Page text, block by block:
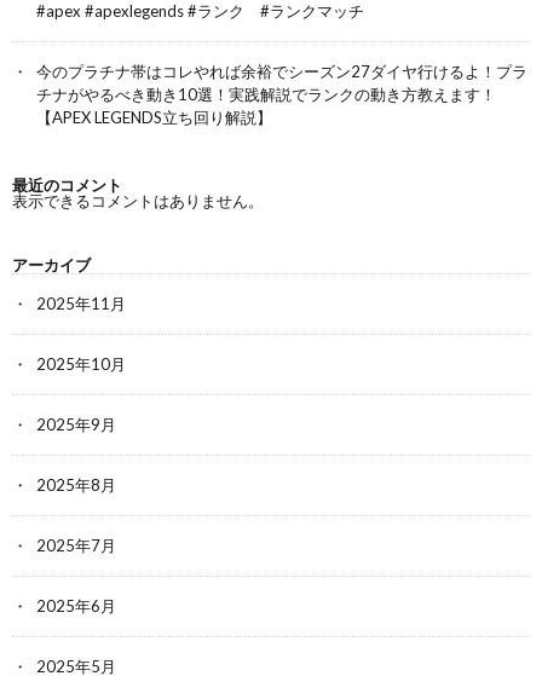
#apex #apexlegends #ランク #ランクマッチ
今のプラチナ帯はコレやれば余裕でシーズン27ダイヤ行けるよ！プラ
チナがやるべき動き10選！実践解説でランクの動き方教えます！
【APEX LEGENDS立ち回り解説】
最近のコメント
表示できるコメントはありません。
アーカイブ
2025年11月
2025年10月
2025年9月
2025年8月
2025年7月
2025年6月
2025年5月